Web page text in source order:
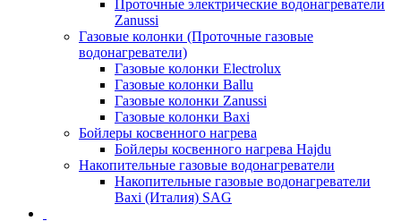
Проточные электрические водонагреватели
Zanussi
Газовые колонки (Проточные газовые
водонагреватели)
Газовые колонки Electrolux
Газовые колонки Ballu
Газовые колонки Zanussi
Газовые колонки Baxi
Бойлеры косвенного нагрева
Бойлеры косвенного нагрева Hajdu
Накопительные газовые водонагреватели
Накопительные газовые водонагреватели
Baxi (Италия) SAG